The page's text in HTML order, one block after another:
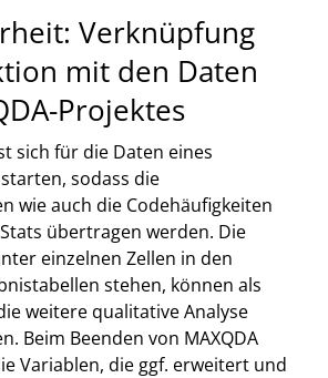
Verknüpfung
mit den Daten
Projektes
sich für die Daten eines
sodass die
wie auch die Codehäufigkeiten
übertragen werden. Die
einzelnen Zellen in den
stehen, können als
weitere qualitative Analyse
Beim Beenden von MAXQDA
Variablen, die ggf. erweitert und